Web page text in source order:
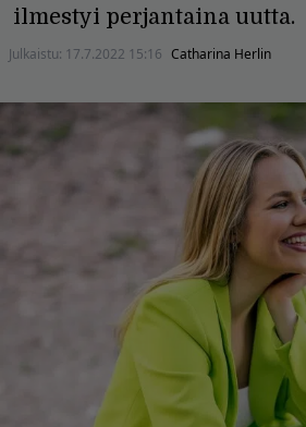
ilmestyi perjantaina uutta.
Julkaistu: 17.7.2022 15:16 Catharina Herlin